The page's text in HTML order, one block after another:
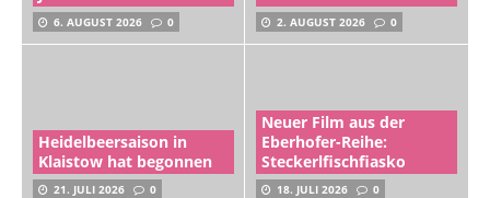
6. AUGUST 2026 0 2. AUGUST 2026 0
Heidelbeersaison in
Klaistow hat begonnen
21. JULI 2026 0
Neuer Film aus der
Eberhofer-Reihe:
Steckerlfischfiasko
18. JULI 2026 0